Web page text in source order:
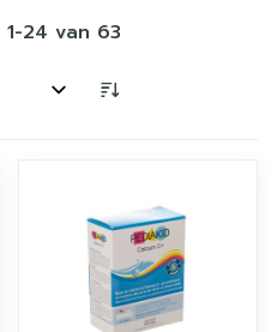
1-24 van 63